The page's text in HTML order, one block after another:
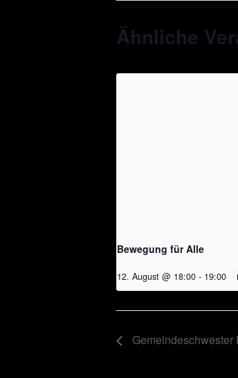
Ähnliche
Bewegung für Alle
12. August @ 18:00 - 19:00
Gemeindeschwester